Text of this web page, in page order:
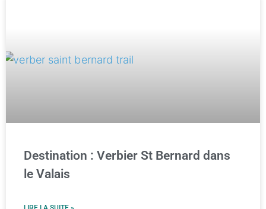
Destination : Verbier St Bernard dans
le Valais